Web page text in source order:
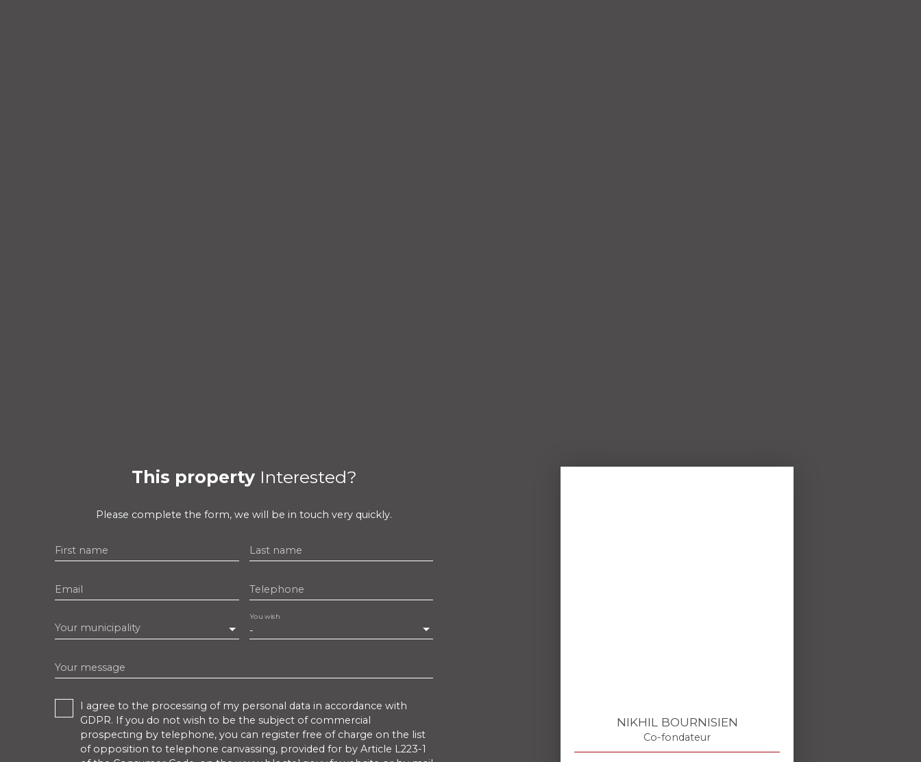
This property Interested?
Please complete the form, we will be in touch very quickly.
First name Last name
Email Telephone
Your municipality -
You wish
Your message
I agree to the processing of my personal data in accordance with
GDPR. If you do not wish to be the subject of commercial
prospecting by telephone, you can register free of charge on the list
of opposition to telephone canvassing, provided for by Article L223-1
NIKHIL BOURNISIEN
Co-fondateur